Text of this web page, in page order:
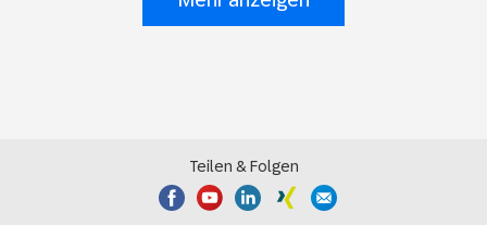
Teilen & Folgen